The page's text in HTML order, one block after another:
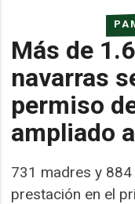
Más de
navarras
permiso
ampliado
731 madres y
prestación en el